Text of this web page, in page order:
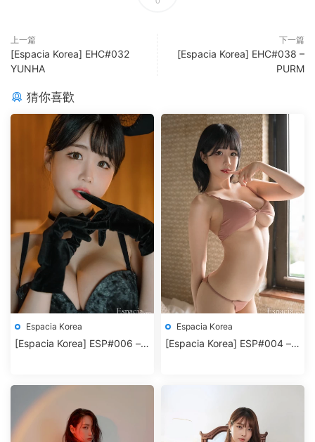
上一篇
[Espacia Korea] EHC#032
YUNHA
下一篇
[Espacia Korea] EHC#038 –
PURM
猜你喜歡
Espacia Korea
[Espacia Korea] ESP#006 –
Espacia Korea
[Espacia Korea] ESP#004 –